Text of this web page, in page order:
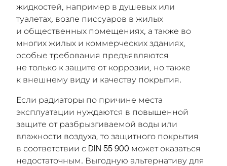
жидкостей, например в душевых или
туалетах, возле писсуаров в жилых
и общественных помещениях, а также во
многих жилых и коммерческих зданиях,
особые требования предъявляются
не только к защите от коррозии, но также
к внешнему виду и качеству покрытия.
Если радиаторы по причине места
эксплуатации нуждаются в повышенной
защите от разбрызгиваемой воды или
влажности воздуха, то защитного покрытия
в соответствии с DIN 55 900 может оказаться
недостаточным. Выгодную альтернативу для